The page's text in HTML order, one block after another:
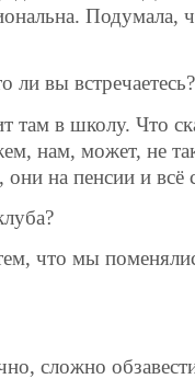
Подумала,
вы встречаетесь?
в школу. Что
нам, может, не
на пенсии и всё
что мы
сложно